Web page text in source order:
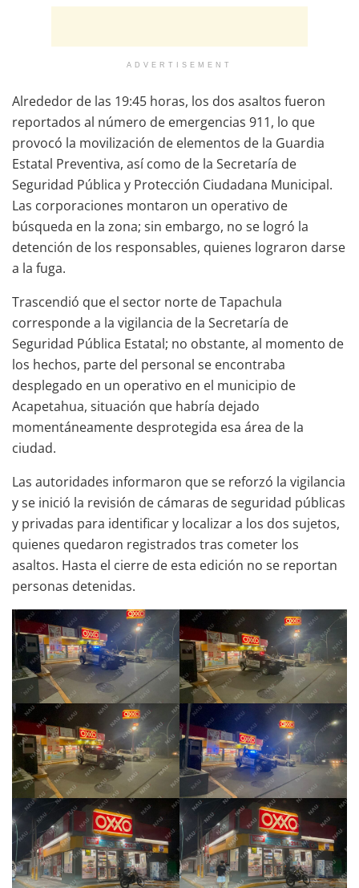
ADVERTISEMENT
Alrededor de las 19:45 horas, los dos asaltos fueron
reportados al número de emergencias 911, lo que
provocó la movilización de elementos de la Guardia
Estatal Preventiva, así como de la Secretaría de
Seguridad Pública y Protección Ciudadana Municipal.
Las corporaciones montaron un operativo de
búsqueda en la zona; sin embargo, no se logró la
detención de los responsables, quienes lograron darse
a la fuga.
Trascendió que el sector norte de Tapachula
corresponde a la vigilancia de la Secretaría de
Seguridad Pública Estatal; no obstante, al momento de
los hechos, parte del personal se encontraba
desplegado en un operativo en el municipio de
Acapetahua, situación que habría dejado
momentáneamente desprotegida esa área de la
ciudad.
Las autoridades informaron que se reforzó la vigilancia
y se inició la revisión de cámaras de seguridad públicas
y privadas para identificar y localizar a los dos sujetos,
quienes quedaron registrados tras cometer los
asaltos. Hasta el cierre de esta edición no se reportan
personas detenidas.